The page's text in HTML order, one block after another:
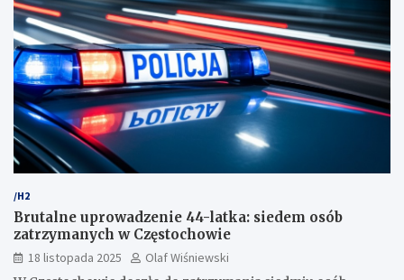
/H2
Brutalne uprowadzenie 44-latka: siedem osób
zatrzymanych w Częstochowie
18 listopada 2025
Olaf Wiśniewski